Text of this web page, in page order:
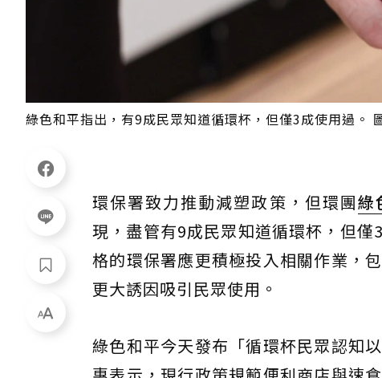
綠色和平指出，有9成民眾知道循環杯，但僅3成使用過。
環保署致力推動減塑政策，但環團綠
現，盡管有9成民眾知道循環杯，但
格的環保署應更積極投入相關作業，
更大誘因吸引民眾使用。
綠色和平今天發布「循環杯民眾認知